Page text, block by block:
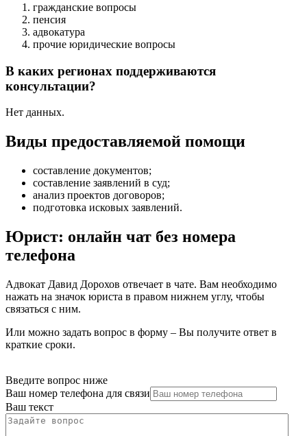
гражданские вопросы
пенсия
адвокатура
прочие юридические вопросы
В каких регионах поддерживаются
консультации?
Нет данных.
Виды предоставляемой помощи
составление документов;
составление заявлений в суд;
анализ проектов договоров;
подготовка исковых заявлений.
Юрист: онлайн чат без номера
телефона
Адвокат Давид Дорохов отвечает в чате. Вам необходимо
нажать на значок юриста в правом нижнем углу, чтобы
связаться с ним.
Или можно задать вопрос в форму – Вы получите ответ в
краткие сроки.
Введите вопрос ниже
Ваш номер телефона для связи
Ваш текст